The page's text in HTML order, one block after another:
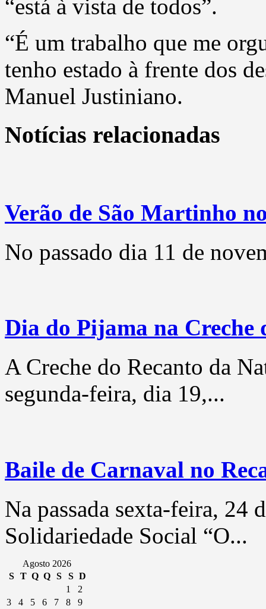
“está à vista de todos”.
“É um trabalho que me
tenho estado à frente dos
Manuel Justiniano.
Notícias relacionadas
Verão de São Martinho
No passado dia 11 de
Dia do Pijama na Creche
A Creche do Recanto da
segunda-feira, dia 19,...
Baile de Carnaval no
Na passada sexta-feira, 24
Solidariedade Social “O...
Agosto 2026
S
T Q Q S S D
1
2
3
4 5 6 7 8
9